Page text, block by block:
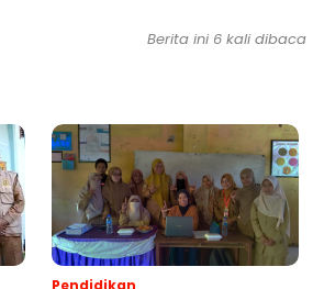
Berita ini 6 kali dibaca
Pendidikan